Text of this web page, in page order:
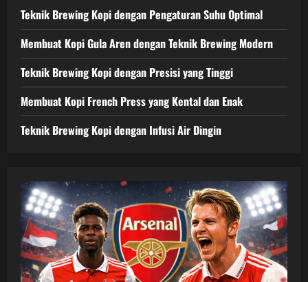
Teknik Brewing Kopi dengan Pengaturan Suhu Optimal
Membuat Kopi Gula Aren dengan Teknik Brewing Modern
Teknik Brewing Kopi dengan Presisi yang Tinggi
Membuat Kopi French Press yang Kental dan Enak
Teknik Brewing Kopi dengan Infusi Air Dingin